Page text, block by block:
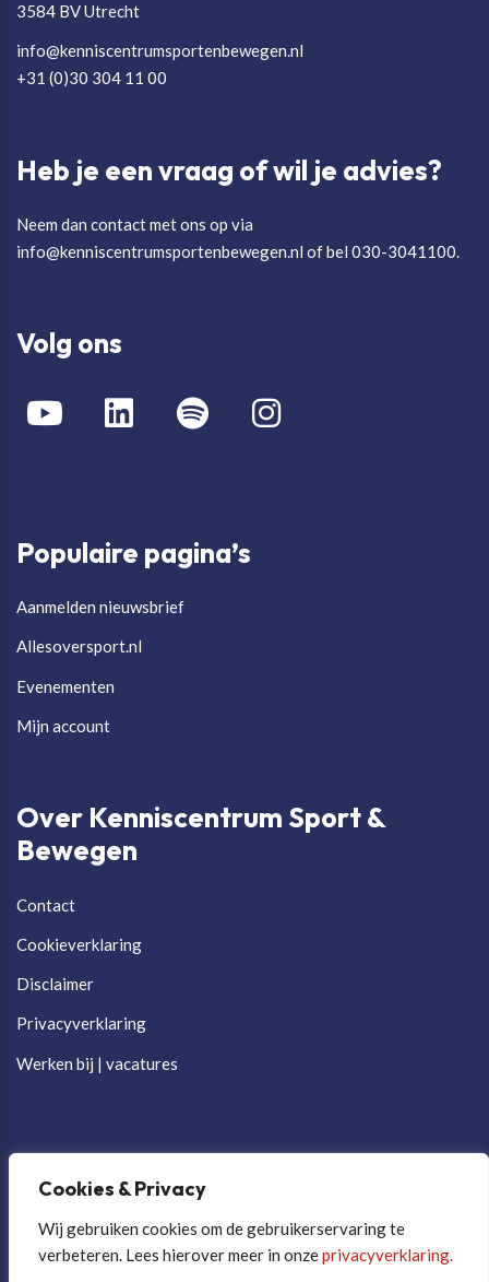
Cookies & Privacy
Wij gebruiken cookies om de gebruikerservaring te
verbeteren. Lees hierover meer in onzeprivacyverklaring.
3584 BV Utrecht
info@kenniscentrumsportenbewegen.nl
+31 (0)30 304 11 00
Heb je een vraag of wil je advies?
Neem dan contact met ons op via
info@kenniscentrumsportenbewegen.nl of bel 030-3041100.
Volg ons
Populaire pagina’s
Aanmelden nieuwsbrief
Allesoversport.nl
Evenementen
Mijn account
Over Kenniscentrum Sport &
Bewegen
Contact
Cookieverklaring
Disclaimer
Privacyverklaring
Werken bij | vacatures
Cookievoorkeuren aanpassen